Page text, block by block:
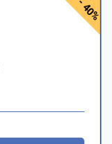
- 40%